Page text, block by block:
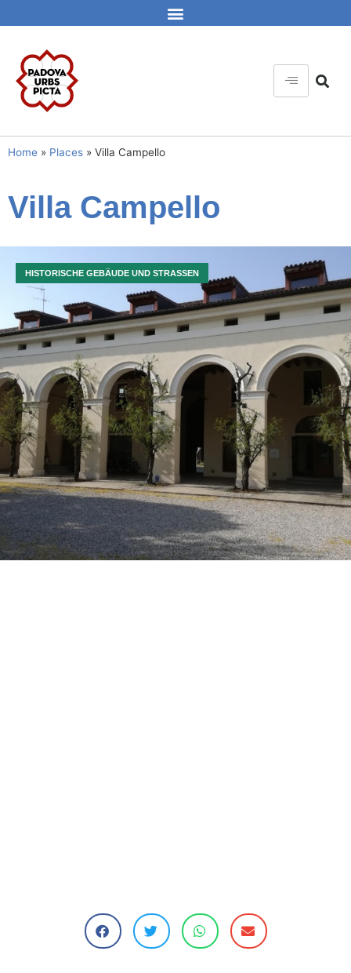
Home » Places » Villa Campello
Villa Campello
HISTORISCHE GEBÄUDE UND STRASSEN